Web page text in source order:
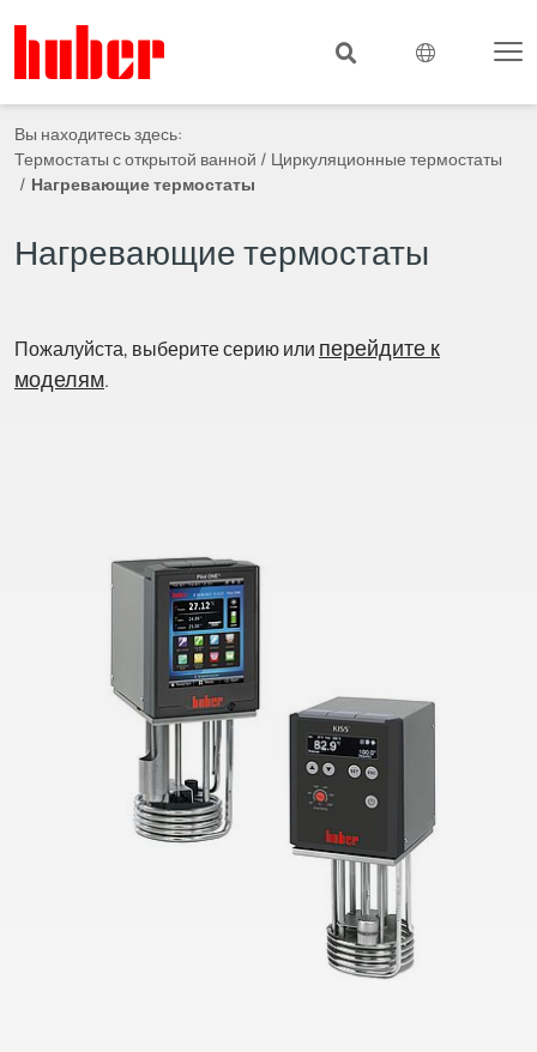
Вы находитесь здесь:
Термостаты с открытой ванной / Циркуляционные термостаты
Нагревающие термостаты
Нагревающие термостаты
Пожалуйста, выберите серию или перейдите к
моделям.